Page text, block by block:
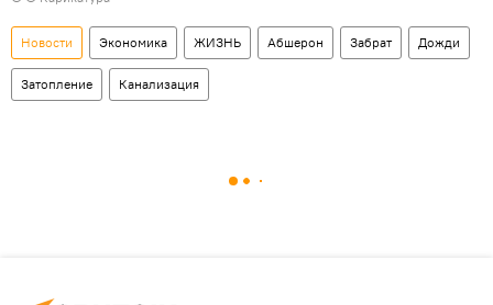
Новости Экономика ЖИЗНЬ Абшерон Забрат Дожди
Затопление Канализация